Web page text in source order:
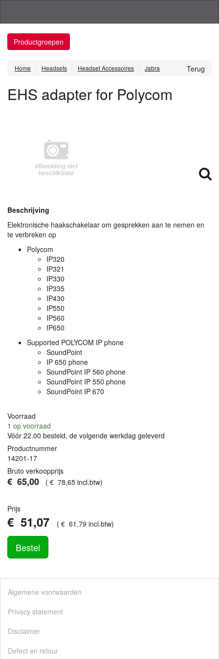
Productgroepen
Terug
Home Headsets Headset Accessoires Jabra
EHS adapter for Polycom
Beschrijving
Elektronische haakschakelaar om gesprekken aan te nemen en
te verbreken op
Polycom
IP320
IP321
IP330
IP335
IP430
IP550
IP560
IP650
Supported POLYCOM IP phone
SoundPoint
IP 650 phone
SoundPoint IP 560 phone
SoundPoint IP 550 phone
SoundPoint IP 670
Voorraad
1 op voorraad
Vóór 22.00 besteld, de volgende werkdag geleverd
Productnummer
14201-17
Bruto verkoopprijs
€ 65,00 ( € 78,65 incl.btw)
Prijs
€ 51,07 ( € 61 ,79 incl.btw)
Bestel
Algemene voorwaarden
Privacy statement
Disclaimer
Defect en retour